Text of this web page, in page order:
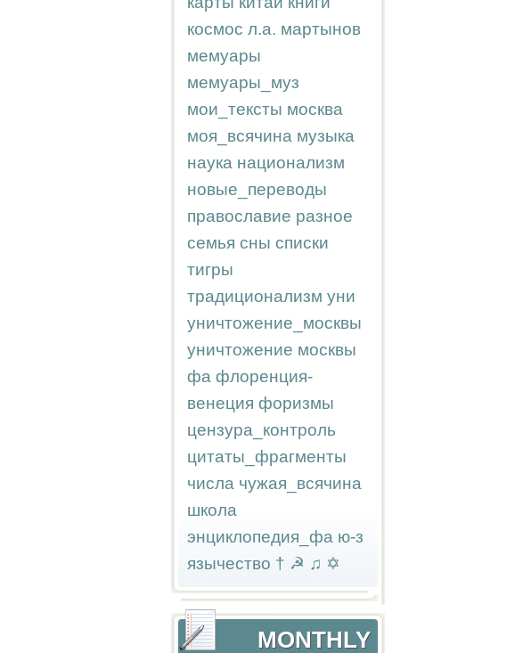
космос л.а. мартынов
мемуары
мемуары_муз
мои_тексты москва
моя_всячина музыка
наука национализм
новые_переводы
православие разное
семья сны списки
тигры
традиционализм уни
уничтожение_москвы
уничтожение москвы
фа флоренция-
венеция форизмы
цензура_контроль
цитаты_фрагменты
числа чужая_всячина
школа
энциклопедия_фа ю-з
язычество † ☭ ♫ ✡
MONTHLY